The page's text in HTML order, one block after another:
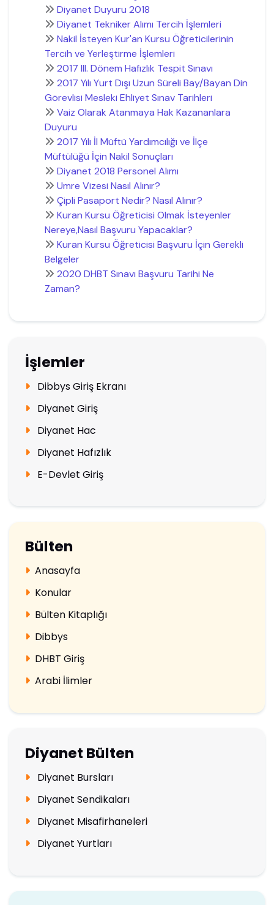
Diyanet Duyuru 2018
Diyanet Tekniker Alımı Tercih İşlemleri
Nakil İsteyen Kur'an Kursu Öğreticilerinin
Tercih ve Yerleştirme İşlemleri
2017 III. Dönem Hafızlık Tespit Sınavı
2017 Yılı Yurt Dışı Uzun Süreli Bay/Bayan Din
Görevlisi Mesleki Ehliyet Sınav Tarihleri
Vaiz Olarak Atanmaya Hak Kazananlara
Duyuru
2017 Yılı İl Müftü Yardımcılığı ve İlçe
Müftülüğü İçin Nakil Sonuçları
Diyanet 2018 Personel Alımı
Umre Vizesi Nasıl Alınır?
Çipli Pasaport Nedir? Nasıl Alınır?
Kuran Kursu Öğreticisi Olmak İsteyenler
Nereye,Nasıl Başvuru Yapacaklar?
Kuran Kursu Öğreticisi Başvuru İçin Gerekli
Belgeler
2020 DHBT Sınavı Başvuru Tarihi Ne
Zaman?
İşlemler
Dibbys Giriş Ekranı
Diyanet Giriş
Diyanet Hac
Diyanet Hafızlık
E-Devlet Giriş
Bülten
Anasayfa
Konular
Bülten Kitaplığı
Dibbys
DHBT Giriş
Arabi İlimler
Diyanet Bülten
Diyanet Bursları
Diyanet Sendikaları
Diyanet Misafirhaneleri
Diyanet Yurtları